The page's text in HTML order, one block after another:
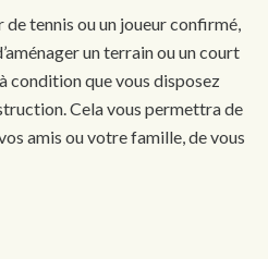
de tennis ou un joueur confirmé,
un terrain ou un court
condition que vous disposez
Cela vous permettra de
amis ou votre famille, de vous